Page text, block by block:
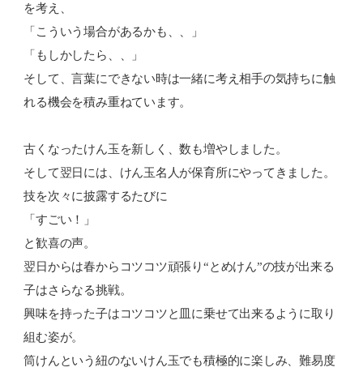
を考え、
「こういう場合があるかも、、」
「もしかしたら、、」
そして、言葉にできない時は一緒に考え相手の気持ちに触
れる機会を積み重ねています。
古くなったけん玉を新しく、数も増やしました。
そして翌日には、けん玉名人が保育所にやってきました。
技を次々に披露するたびに
「すごい！」
と歓喜の声。
翌日からは春からコツコツ頑張り“とめけん”の技が出来る
子はさらなる挑戦。
興味を持った子はコツコツと皿に乗せて出来るように取り
組む姿が。
筒けんという紐のないけん玉でも積極的に楽しみ、難易度